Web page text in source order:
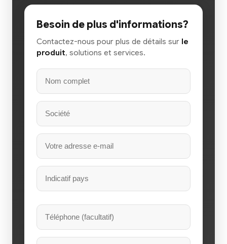
Besoin de plus d'informations?
Contactez-nous pour plus de détails sur le
produit, solutions et services.